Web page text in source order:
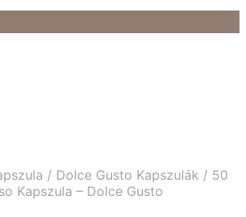
/ Dolce Gusto Kapszulák / 50
Kapszula – Dolce Gusto